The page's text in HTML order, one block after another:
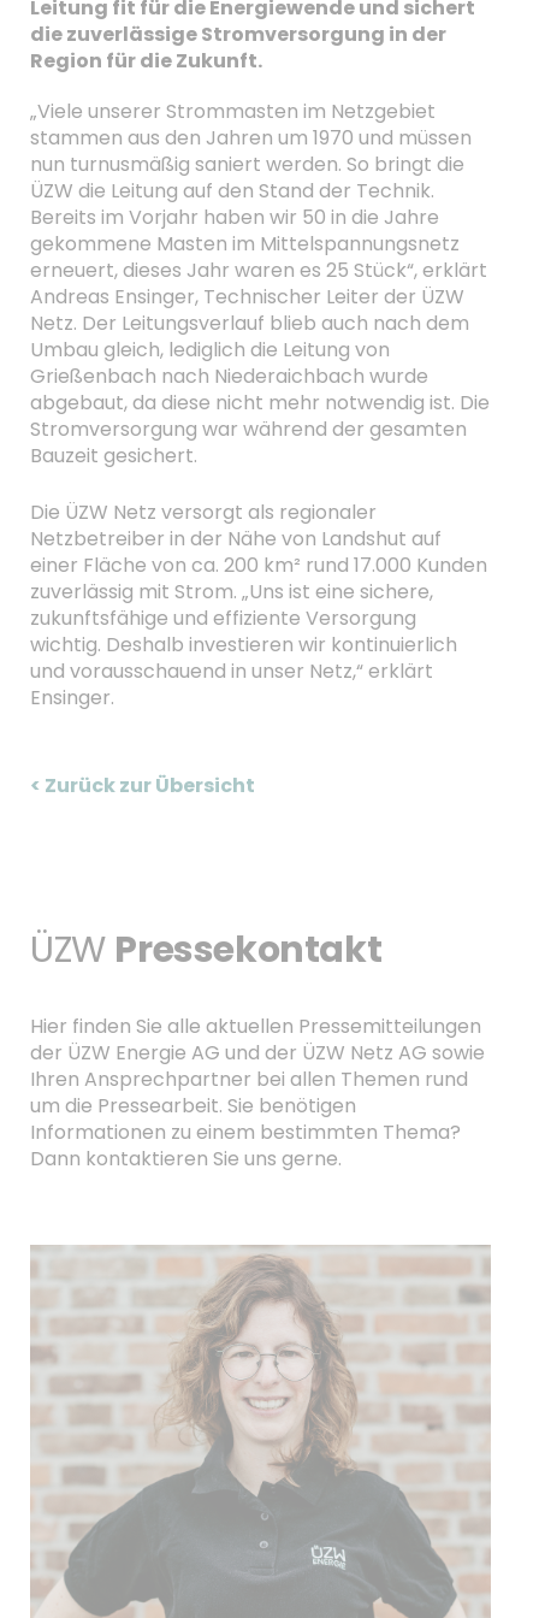
Leitung fit für die Energiewende und sichert
die zuverlässige Stromversorgung in der
Region für die Zukunft.
„Viele unserer Strommasten im Netzgebiet
stammen aus den Jahren um 1970 und müssen
nun turnusmäßig saniert werden. So bringt die
ÜZW die Leitung auf den Stand der Technik.
Bereits im Vorjahr haben wir 50 in die Jahre
gekommene Masten im Mittelspannungsnetz
erneuert, dieses Jahr waren es 25 Stück“, erklärt
Andreas Ensinger, Technischer Leiter der ÜZW
Netz. Der Leitungsverlauf blieb auch nach dem
Umbau gleich, lediglich die Leitung von
Grießenbach nach Niederaichbach wurde
abgebaut, da diese nicht mehr notwendig ist. Die
Stromversorgung war während der gesamten
Bauzeit gesichert.
Die ÜZW Netz versorgt als regionaler
Netzbetreiber in der Nähe von Landshut auf
einer Fläche von ca. 200 km² rund 17.000 Kunden
zuverlässig mit Strom. „Uns ist eine sichere,
zukunftsfähige und effiziente Versorgung
wichtig. Deshalb investieren wir kontinuierlich
und vorausschauend in unser Netz,“ erklärt
Ensinger.
< Zurück zur Übersicht
ÜZW Pressekontakt
Hier finden Sie alle aktuellen Pressemitteilungen
der ÜZW Energie AG und der ÜZW Netz AG sowie
Ihren Ansprechpartner bei allen Themen rund
um die Pressearbeit. Sie benötigen
Informationen zu einem bestimmten Thema?
Dann kontaktieren Sie uns gerne.